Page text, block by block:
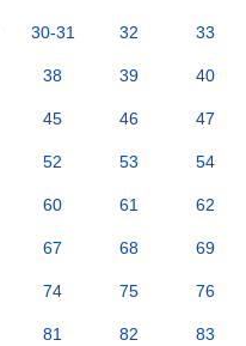
30-31 32 33
38 39 40
45 46 47
52 53 54
60 61 62
67 68 69
74 75 76
81 82 83